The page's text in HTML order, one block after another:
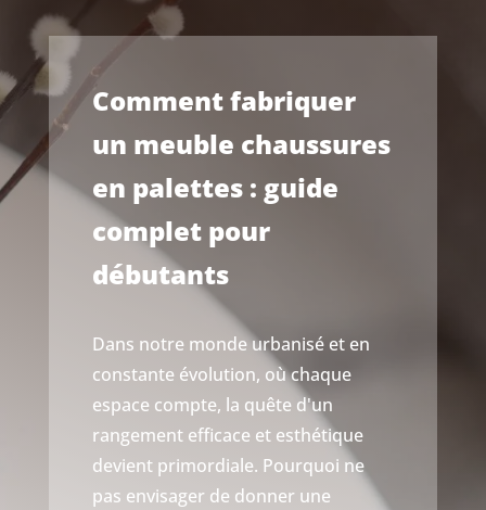
Comment fabriquer
un meuble chaussures
en palettes : guide
complet pour
débutants
Dans notre monde urbanisé et en
constante évolution, où chaque
espace compte, la quête d'un
rangement efficace et esthétique
devient primordiale. Pourquoi ne
pas envisager de donner une